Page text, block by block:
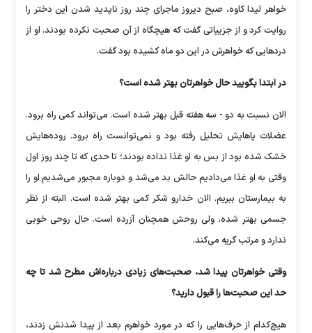
خواهر لیدا کاوه، ‏صبح دیروز ماجرای چند روز ناپدید شدن این دختر را
روایت کرد و از ‏جزییاتی گفت که هیچگاه از آن صحبت نکرده بودند. او از
دردهایی که ‏خواهرش در این دو ماه کشیده بود گفت.
در ابتدا بگویید حال خواهرتان بهتر شده است؟
الان نسبت به دو - سه هفته قبل بهتر شده است. می‌تواند کمی راه برود.
عضلات ‏پاهایش تحلیل رفته بود و نمی‌توانست راه برود. روده‌هایش
خشک شده بود از بس ‏به او غذا نداده بودند؛ تا حدی که تا چند روز اول
وقتی به او غذا می‌دادیم حالش ‏بد می‌شد و دوباره مجبور می‌شدیم او را
به بیمارستان ببریم. الان خدارو شکر ‏کمی بهتر شده است. البته از نظر
جسمی بهتر شده، ولی روحش همچنان آزرده ‏است. حال روحی خوبی
ندارد و مرتب گریه می‌کند.
وقتی خواهرتان پیدا شد، صحبت‌های زیادی درباره‌اش مطرح شد تا چه
حد ‏این صحبت‌ها را قبول دارید؟
هیچ‌کدام از حرف‌هایی را که در مورد خواهرم بعد از پیدا شدنش زدند،